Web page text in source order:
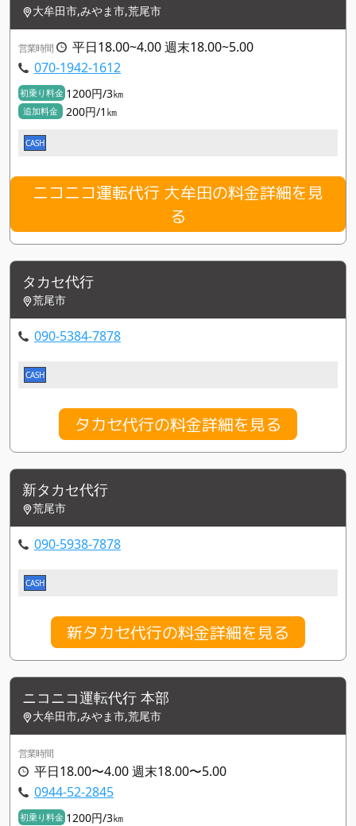
大牟田市,みやま市,荒尾市
営業時間
平日18.00~4.00 週末18.00~5.00
070-1942-1612
初乗り料金 1200円/3㎞
追加料金 200円/1㎞
CASH
ニコニコ運転代行 大牟田の料金詳細を見
る
タカセ代行
荒尾市
090-5384-7878
CASH
タカセ代行の料金詳細を見る
新タカセ代行
荒尾市
090-5938-7878
CASH
新タカセ代行の料金詳細を見る
ニコニコ運転代行 本部
大牟田市,みやま市,荒尾市
営業時間
平日18.00〜4.00 週末18.00〜5.00
0944-52-2845
初乗り料金 1200円/3㎞